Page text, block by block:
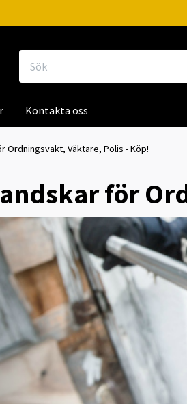
Kontakta oss
Ordningsvakt, Väktare, Polis - Köp!
för